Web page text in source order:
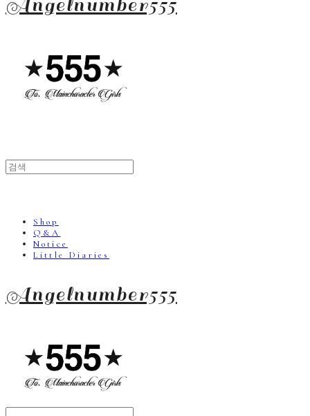
Shop
Q&A
Notice
Little Diaries
Angelnumber555